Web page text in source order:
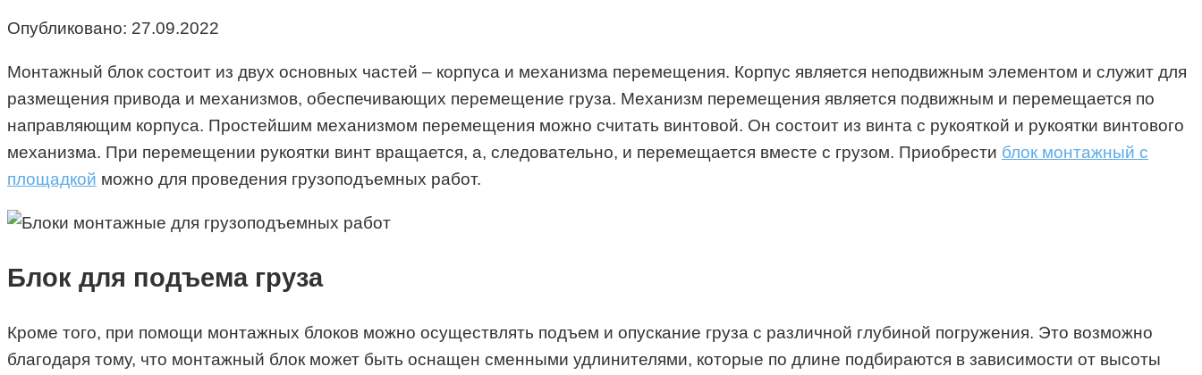
Опубликовано: 27.09.2022
Монтажный блок состоит из двух основных частей – корпуса и механизма перемещения. Корпус является неподвижным элементом и служит для
размещения привода и механизмов, обеспечивающих перемещение груза. Механизм перемещения является подвижным и перемещается по
направляющим корпуса. Простейшим механизмом перемещения можно считать винтовой. Он состоит из винта с рукояткой и рукоятки винтового
механизма. При перемещении рукоятки винт вращается, а, следовательно, и перемещается вместе с грузом. Приобрести блок монтажный с
площадкой можно для проведения грузоподъемных работ.
Блок для подъема груза
Кроме того, при помощи монтажных блоков можно осуществлять подъем и опускание груза с различной глубиной погружения. Это возможно
благодаря тому, что монтажный блок может быть оснащен сменными удлинителями, которые по длине подбираются в зависимости от высоты